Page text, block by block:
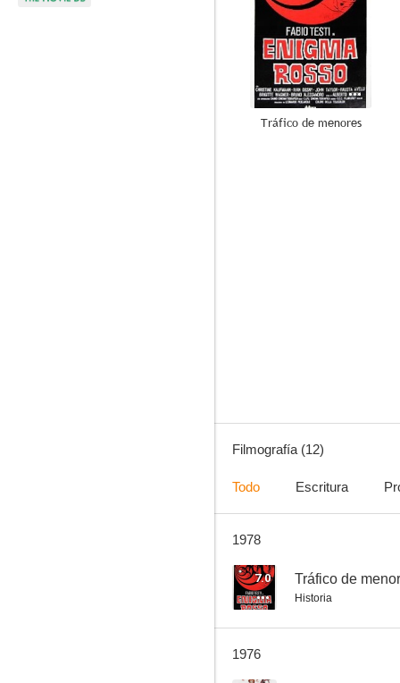
Tráfico de menores
Filmografía (12)
Todo Escritura
1978
7.0 Tráfico de
Historia
1976